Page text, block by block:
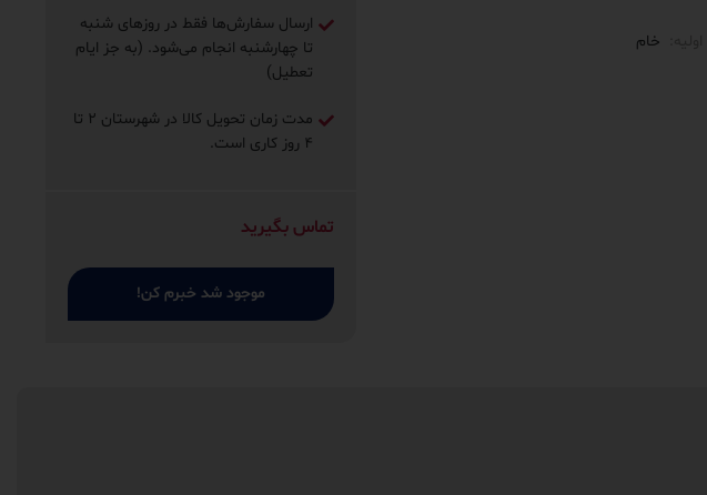
خام
ارسال سفارش‌ها فقط در روزهای شنبه
تا چهارشنبه انجام می‌شود. (به جز ایام
تعطیل)
مدت زمان تحویل کالا در شهرستان ۲ تا
۴ روز ‌کاری است.
تماس بگیرید
موجود شد خبرم کن!